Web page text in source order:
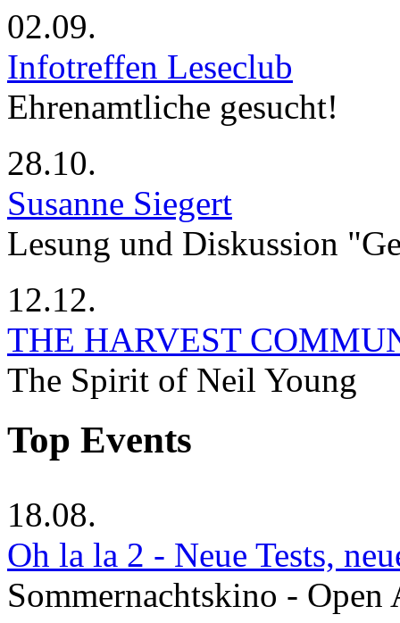
02.09.
Infotreffen Leseclub
Ehrenamtliche gesucht!
28.10.
Susanne Siegert
Lesung und Diskussion
12.12.
THE HARVEST
The Spirit of Neil Young
Top Events
18.08.
Oh la la 2 - Neue Tests,
Sommernachtskino - Open